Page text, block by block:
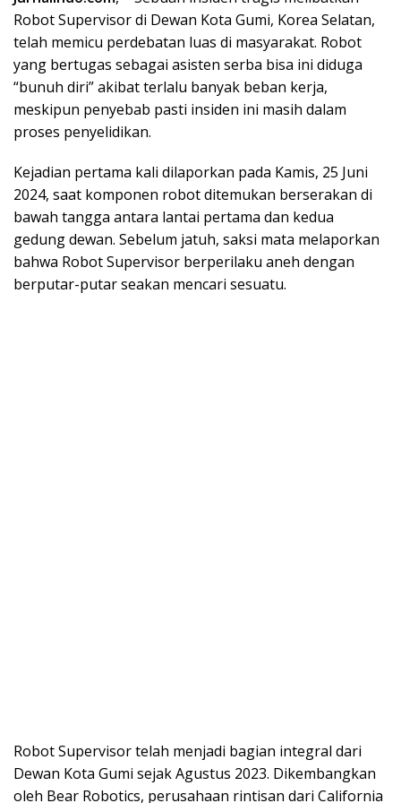
Robot Supervisor di Dewan Kota Gumi, Korea Selatan,
telah memicu perdebatan luas di masyarakat. Robot
yang bertugas sebagai asisten serba bisa ini diduga
“bunuh diri” akibat terlalu banyak beban kerja,
meskipun penyebab pasti insiden ini masih dalam
proses penyelidikan.
Kejadian pertama kali dilaporkan pada Kamis, 25 Juni
2024, saat komponen robot ditemukan berserakan di
bawah tangga antara lantai pertama dan kedua
gedung dewan. Sebelum jatuh, saksi mata melaporkan
bahwa Robot Supervisor berperilaku aneh dengan
berputar-putar seakan mencari sesuatu.
Robot Supervisor telah menjadi bagian integral dari
Dewan Kota Gumi sejak Agustus 2023. Dikembangkan
oleh Bear Robotics, perusahaan rintisan dari California